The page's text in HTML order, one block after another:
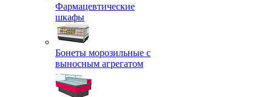
Фармацевтические
шкафы
Бонеты морозильные с
выносным агрегатом